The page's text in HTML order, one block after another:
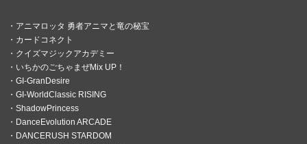
アニマロッタ 勇者アニマと竜の秘宝
カードコネクト
クイズマジックアカデミー
いちかのごちゃまぜMix UP！
GI-GranDesire
GI-WorldClassic RISING
ShadowPrincess
DanceEvolution ARCADE
DANCERUSH STARDOM